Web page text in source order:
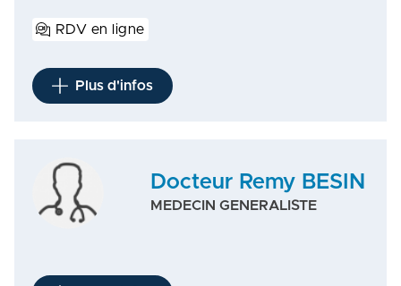
RDV en ligne
Plus d'infos
Docteur Remy BESIN
MEDECIN GENERALISTE